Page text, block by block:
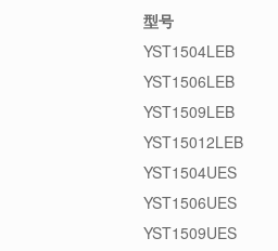
型号
YST1504LEB
YST1506LEB
YST1509LEB
YST15012LEB
YST1504UES
YST1506UES
YST1509UES